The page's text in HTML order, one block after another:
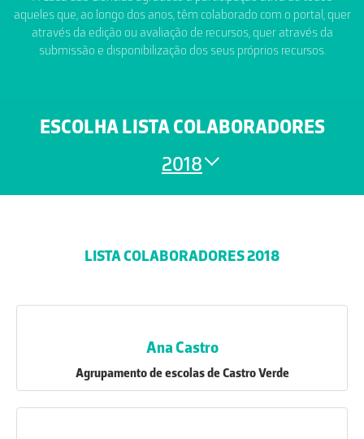
aqueles que, ao longo dos anos, têm colaborado com o portal, quer
através da edição ou avaliação de recursos, quer através da
submissão e disponibilização dos seus próprios recursos.
ESCOLHA LISTA COLABORADORES
2018
LISTA COLABORADORES 2018
Ana Castro
Agrupamento de escolas de Castro Verde